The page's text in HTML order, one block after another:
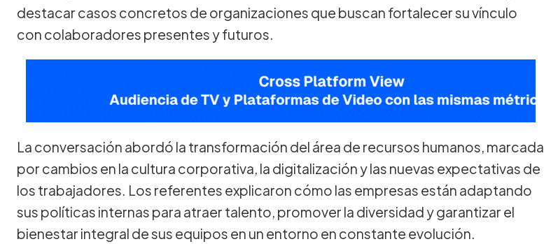
destacar casos concretos de organizaciones que buscan fortalecer su vínculo
con colaboradores presentes y futuros.
La conversación abordó la transformación del área de recursos humanos, marcada
por cambios en la cultura corporativa, la digitalización y las nuevas expectativas de
los trabajadores. Los referentes explicaron cómo las empresas están adaptando
sus políticas internas para atraer talento, promover la diversidad y garantizar el
bienestar integral de sus equipos en un entorno en constante evolución.